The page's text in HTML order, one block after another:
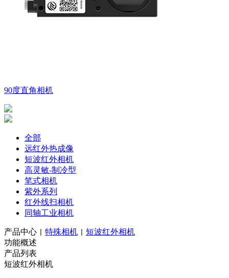
90度直角相机
全部
远红外热成像
短波红外相机
高灵敏-制冷型
笔式相机
紫外系列
红外线扫相机
同轴工业相机
产品中心 特殊相机
短波红外相机
功能概述
产品列表
短波红外相机